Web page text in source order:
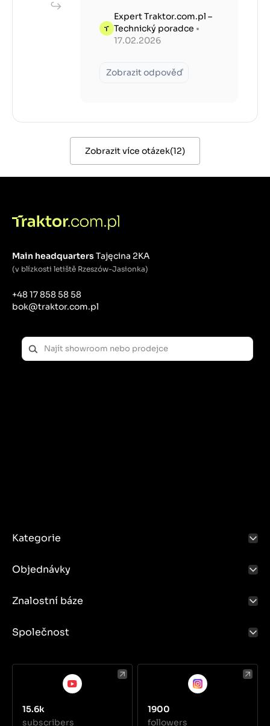
Expert Traktor.com.pl –
Technický poradce •
17.02.2026
Zobrazit odpověď
Zobrazit více otázek(12)
Main headquartersTajęcina 2KA
(v blízkosti letiště Rzeszów-Jasionka)
+48 17 858 58 58
bok@traktor.com.pl
Kategorie
Objednávky
Znalostní báze
Společnost
15.6k
subscribers
1900
followers